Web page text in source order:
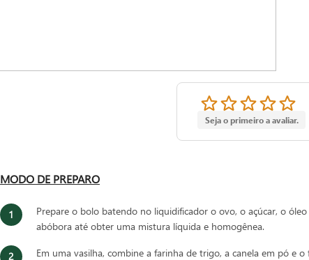
Seja o primeiro a avaliar.
MODO DE PREPARO
Prepare o bolo batendo no liquidificador o ovo, o açúcar, o óleo
abóbora até obter uma mistura líquida e homogênea.
Em uma vasilha, combine a farinha de trigo, a canela em pó e